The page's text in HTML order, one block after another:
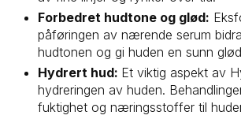
Forbedret hudtone og glød:
påføringen av nærende serum
hudtonen og gi huden en sunn
Hydrert hud: Et viktig aspekt av
hydreringen av huden.
fuktighet og næringsstoffer til